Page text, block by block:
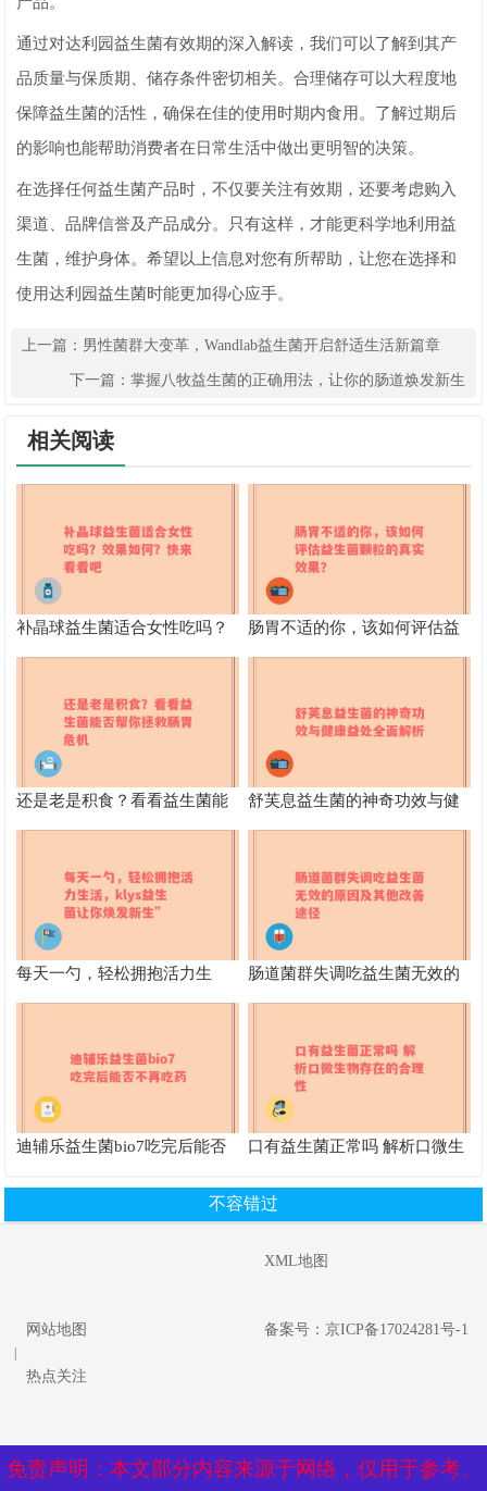
通过对达利园益生菌有效期的深入解读，我们可以了解到其产
品质量与保质期、储存条件密切相关。合理储存可以大程度地
保障益生菌的活性，确保在佳的使用时期内食用。了解过期后
的影响也能帮助消费者在日常生活中做出更明智的决策。
在选择任何益生菌产品时，不仅要关注有效期，还要考虑购入
渠道、品牌信誉及产品成分。只有这样，才能更科学地利用益
生菌，维护身体。希望以上信息对您有所帮助，让您在选择和
使用达利园益生菌时能更加得心应手。
上一篇： 男性菌群大变革，Wandlab益生菌开启舒适生活新篇章
下一篇： 掌握八牧益生菌的正确用法，让你的肠道焕发新生
相关阅读
补晶球益生菌适合女性吃吗？
效果如何？快来看看吧
肠胃不适的你，该如何评估益
生菌颗粒的真实效果？
还是老是积食？看看益生菌能
否帮你拯救肠胃危机
舒芙息益生菌的神奇功效与健
康益处全面解析
每天一勺，轻松拥抱活力生
活，klys益生菌让你焕发新生”
肠道菌群失调吃益生菌无效的
原因及其他改善途径
迪辅乐益生菌bio7吃完后能否
口有益生菌正常吗 解析口微生
免责声明：本文部分内容来源于网络，仅用于参考、
不容错过
XML地图
网站地图
热点关注
备案号：京ICP备17024281号-1
免责声明：本文部分内容来源于网络，仅用于参考、